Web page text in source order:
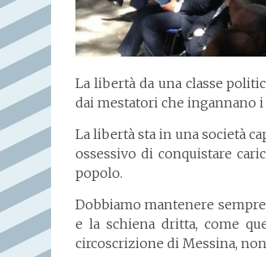
La libertà da una classe
dai mestatori che ingannano
La libertà sta in una società
ossessivo di conquistare
popolo.
Dobbiamo mantenere
e la schiena dritta, come
circoscrizione di Messina,